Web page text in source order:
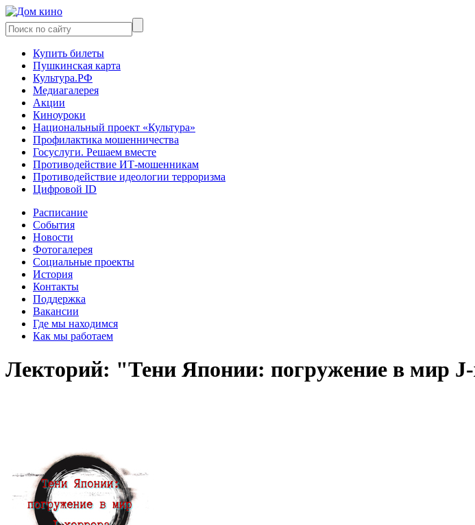
Купить билеты
Пушкинская карта
Культура.РФ
Медиагалерея
Акции
Киноуроки
Национальный проект «Культура»
Профилактика мошенничества
Госуслуги. Решаем вместе
Противодействие ИТ-мошенникам
Противодействие идеологии терроризма
Цифровой ID
Расписание
События
Новости
Фотогалерея
Социальные проекты
История
Контакты
Поддержка
Вакансии
Где мы находимся
Как мы работаем
Лекторий: "Тени Японии: погружение в мир